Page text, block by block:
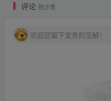
评论 抢沙发
欢迎您留下宝贵的见解！